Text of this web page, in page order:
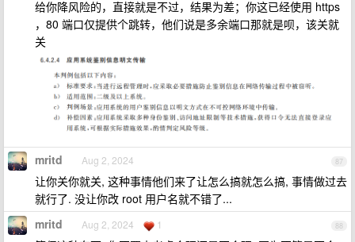
给你降风险的，直接就是不过，结果为差；你这已经使用 https
，80 端口仅提供个跳转，他们说是多余端口那就是呗，该关就
关
87
mritd Aug 2, 2024
让你关你就关, 这种事情他们来了让怎么搞就怎么搞, 事情做过去
就行了. 没让你改 root 用户名就不错了...
88
mritd Aug 2, 2024 1